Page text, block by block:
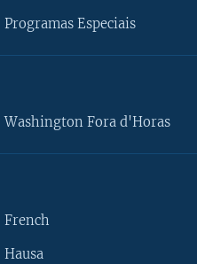
Programas Especiais
Washington Fora d'Horas
French
Hausa